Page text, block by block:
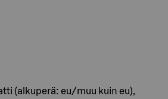
(alkuperä: eu/muu kuin eu),